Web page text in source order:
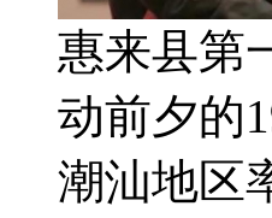
惠来县第
动前夕的
潮汕地区